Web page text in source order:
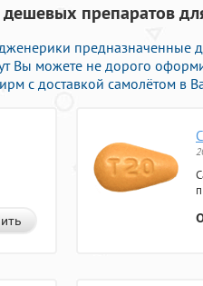
дешевых препаратов
предназначенные
Вы можете не дорого
с доставкой самолётом в